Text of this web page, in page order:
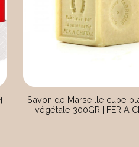
Savon de Marseille cube
végétale 300GR | FER A